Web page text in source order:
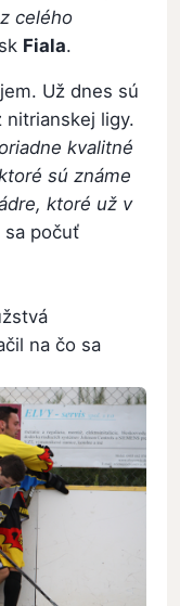
celého
Fiala.
Už dnes sú
nitrianskej ligy.
kvalitné
sú známe
ktoré už v
sa počuť
na čo sa